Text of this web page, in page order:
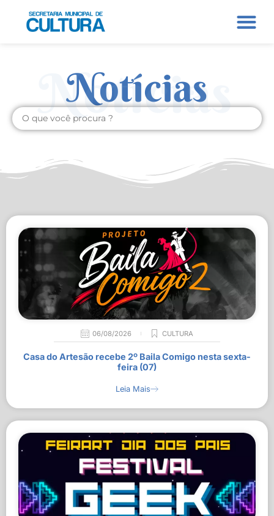
Notícias
Notícias
06/08/2026 CULTURA
Casa do Artesão recebe 2º Baila Comigo nesta sexta-
feira (07)
Leia Mais